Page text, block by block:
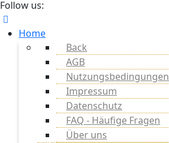
Follow us:
Home
Back
AGB
Nutzungsbedingungen
Impressum
Datenschutz
FAQ - Häufige Fragen
Über uns